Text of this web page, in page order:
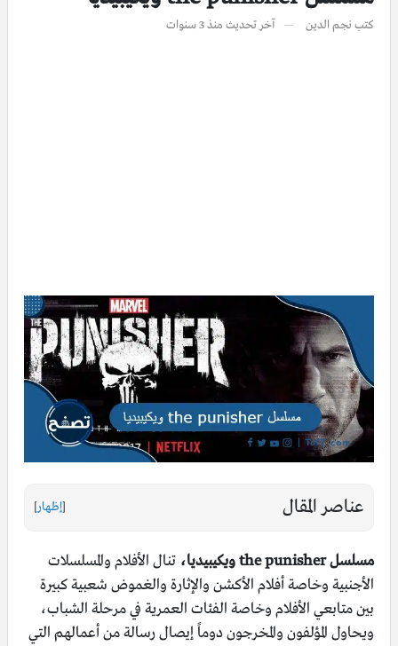
كتب نجم الدين آخر تحديث منذ 3 سنوات
عناصر المقال [إظهار]
مسلسل the punisher ويكيبيديا،
تنال الأفلام والمسلسلات
الأجنبية وخاصة أفلام الأكشن والإثارة والغموض شعبية كبيرة
بين متابعي الأفلام وخاصة الفئات العمرية في مرحلة الشباب،
ويحاول المؤلفون والمخرجون دوماً إيصال رسالة من أعمالهم التي